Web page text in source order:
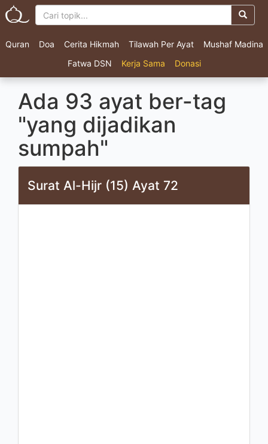
Quran Doa Cerita Hikmah Tilawah Per Ayat
Mushaf Madina
Fatwa DSN
Kerja Sama Donasi
Ada 93 ayat ber-tag
"yang dijadikan
sumpah"
Surat Al-Hijr (15) Ayat 72